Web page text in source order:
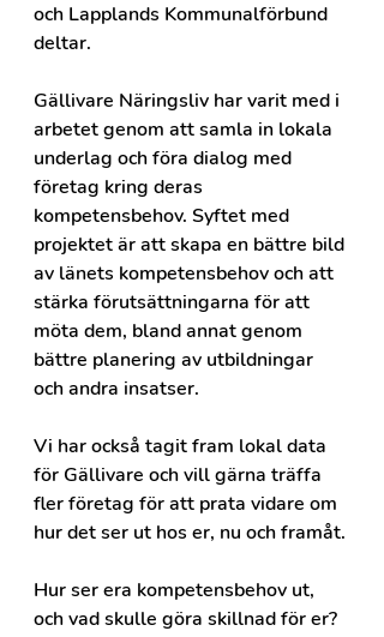
och Lapplands Kommunalförbund
deltar.
Gällivare Näringsliv har varit med i
arbetet genom att samla in lokala
underlag och föra dialog med
företag kring deras
kompetensbehov. Syftet med
projektet är att skapa en bättre bild
av länets kompetensbehov och att
stärka förutsättningarna för att
möta dem, bland annat genom
bättre planering av utbildningar
och andra insatser.
Vi har också tagit fram lokal data
för Gällivare och vill gärna träffa
fler företag för att prata vidare om
hur det ser ut hos er, nu och framåt.
Hur ser era kompetensbehov ut,
och vad skulle göra skillnad för er?